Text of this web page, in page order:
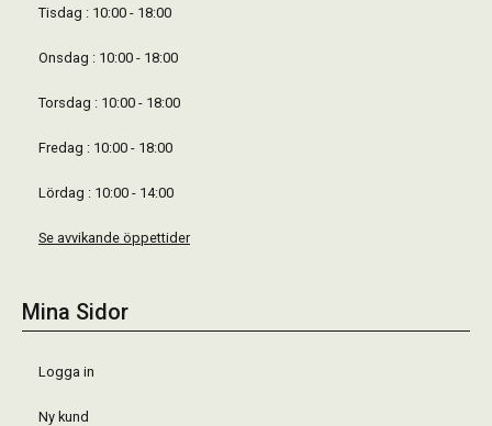
Tisdag : 10:00 - 18:00
Onsdag : 10:00 - 18:00
Torsdag : 10:00 - 18:00
Fredag : 10:00 - 18:00
Lördag : 10:00 - 14:00
Se avvikande öppettider
Mina Sidor
Logga in
Ny kund